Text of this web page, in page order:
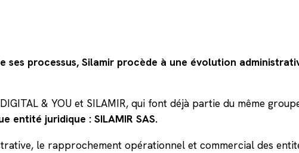
ses processus, Silamir procède à une évolution
DIGITAL & YOU et SILAMIR, qui font déjà partie du même
entité juridique : SILAMIR SAS.
le rapprochement opérationnel et commercial des